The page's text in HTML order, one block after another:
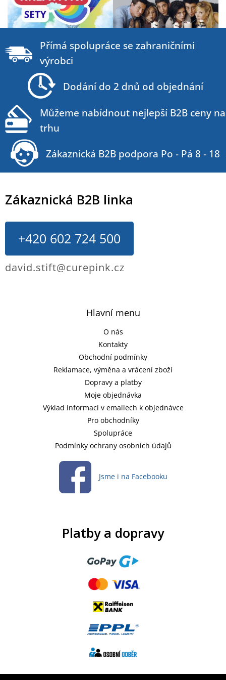
Z
p
Hlavní menu
O nás
Kontakty
Obchodní podmínky
Reklamace, výměna a vrácení zboží
Dopravy a platby
Moje objednávka
Výklad informací v emailech k objednávce
Pro obchodníky
Spolupráce
Podmínky ochrany osobních údajů
Jsme i na Facebooku
Zákaznická B2B linka
+420 602 724 500
david.stift@curepink.cz
Platby a dopravy
Přímá spolupráce se zahraničními
výrobci
Dodání do 2 dnů od objednání
Můžeme nabídnout nejlepší B2B ceny na
trhu
Zákaznická B2B podpora Po - Pá 8 - 18